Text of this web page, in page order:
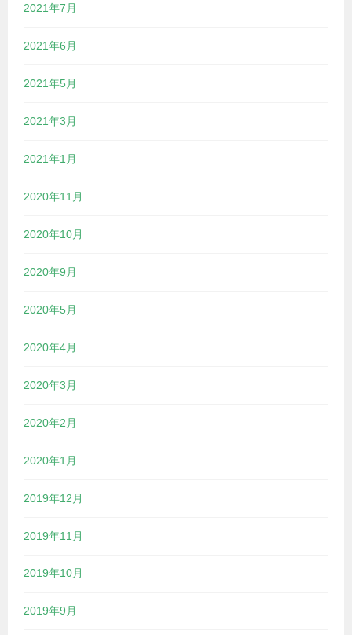
2021年7月
2021年6月
2021年5月
2021年3月
2021年1月
2020年11月
2020年10月
2020年9月
2020年5月
2020年4月
2020年3月
2020年2月
2020年1月
2019年12月
2019年11月
2019年10月
2019年9月